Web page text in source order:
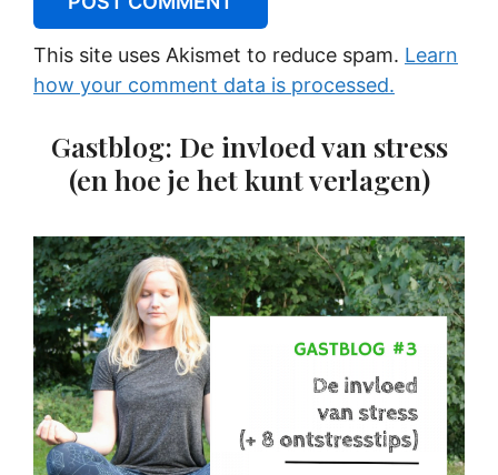
This site uses Akismet to reduce spam. Learn
how your comment data is processed.
Gastblog: De invloed van stress
(en hoe je het kunt verlagen)